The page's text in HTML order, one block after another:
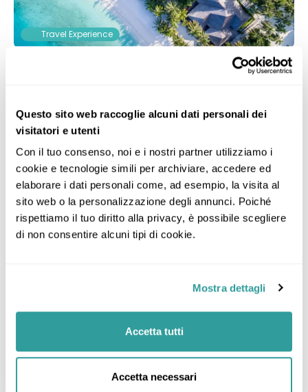
Questo sito web raccoglie alcuni dati personali dei
visitatori e utenti
Con il tuo consenso, noi e i nostri partner utilizziamo i
cookie e tecnologie simili per archiviare, accedere ed
elaborare i dati personali come, ad esempio, la visita al
sito web o la personalizzazione degli annunci. Poiché
rispettiamo il tuo diritto alla privacy, è possibile scegliere
di non consentire alcuni tipi di cookie.
Mostra dettagli
Accetta tutti
Accetta necessari
Travel Experience
Meeru Island Resort & Spa - GATTINONI
Meerufenfushi - A 171,0 km dal centro
PENSIONE COMPLETA
North Male' Atoll, Meerufenfushi 20187
Ocean Villa (TRASFERIMENTI INCLUSI)
N.B.: LE QUOTE DELLA CAMERA INCLUDONO I
TRASFERIMENTI DA/PER L'AEROPORTO DI MALE ED IL
RESORT CON BARCA VELOCE.
Meeru Island Resort & Spa a Meeru, sulla spiaggia, offre
alloggi in zona Piazza della Repubblica e Centro Islamico
delle Maldive. Questo resort 4,5 stelle si trova in zona
completi, dove ti attendono massaggi, trattamenti per il
corpo e trattamenti per il viso. Dopo aver migliorato il tiro
sul campo da golf, immergiti in una delle 2 piscine
all'aperto disponibili. In questo resort potrai inoltre contare
Ulteriori informazioni